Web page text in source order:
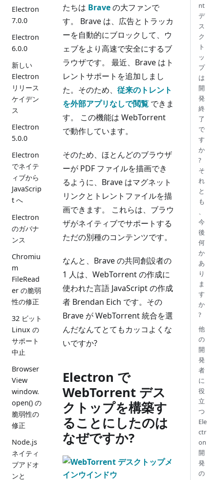
Electron
7.0.0
Electron
6.0.0
新しい
Electron
リリース
ケイデン
ス
Electron
5.0.0
Electron
でネイテ
ィブから
JavaScrip
t へ
Electron
のガバナ
ンス
Chromiu
m
FileRead
er の脆弱
性の修正
32 ビット
Linux の
サポート
中止
Browser
View
window.
open() の
脆弱性の
修正
Node.js
ネイティ
ブアドオ
ンと
たちは Braveの大ファンで
す。 Brave は、広告とトラッカ
ーを自動的にブロックして、ウ
ェブをより高速で安全にするブ
ラウザです。 最近、Brave はト
レントサポートを追加しまし
た。そのため、 従来のトレント
を外部アプリなしで閲覧 できま
す。 この機能は WebTorrent
で動作しています。
そのため、ほとんどのブラウザ
ーが PDF ファイルを描画でき
るように、Brave はマグネット
リンクとトレントファイルを描
画できます。 これらは、ブラウ
ザがネイティブでサポートする
ただの別種のコンテンツです。
なんと、Brave の共同創設者の
1 人は、WebTorrent の作成に
使われた言語 JavaScript の作成
者 Brendan Eich です。その
Brave が WebTorrent 統合を選
んだなんてとてもカッコよくな
いですか?
Electron で
WebTorrent デス
クトップを構築す
ることにしたのは
なぜですか?
nt
デ
ス
ク
ト
ッ
プ
は
開
発
終
了
で
す
か
?
そ
れ
と
も
、
今
後
何
か
あ
り
ま
す
か
?
他
の
開
発
者
に
役
立
つ
Ele
ctr
on
開
発
の